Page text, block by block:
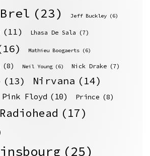
(23) Jeff Buckley (6)
(11) Lhasa De Sala (7)
Mathieu Boogaerts (6)
(8) Neil Young (6) Nick Drake (7)
(13) Nirvana (14)
Pink Floyd (10) Prince (8)
Radiohead (17)
(25)